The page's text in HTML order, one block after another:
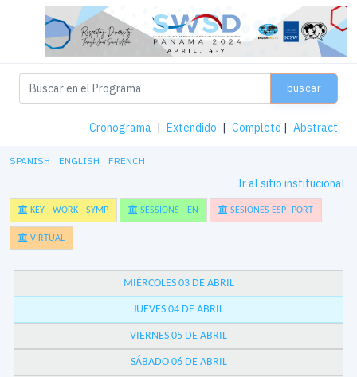
buscar
Cronograma | Extendido | Completo | Abstract
SPANISH ENGLISH FRENCH
Ir al sitio institucional
KEY - WORK - SYMP SESSIONS - EN SESIONES ESP- PORT
VIRTUAL
MIÉRCOLES 03 DE ABRIL
JUEVES 04 DE ABRIL
VIERNES 05 DE ABRIL
SÁBADO 06 DE ABRIL